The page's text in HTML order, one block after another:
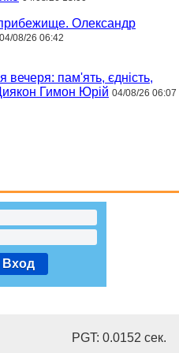
Олександр
04/08/26 06:42
вечеря: пам'ять, єдність,
Гимон Юрій 04/08/26 06:07
Вход
PGT: 0.0152 cек.